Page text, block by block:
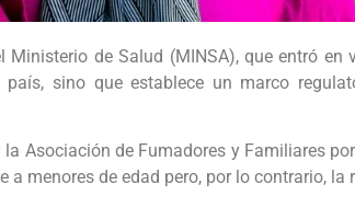
de Salud (MINSA), que entró
sino que establece un marco
Asociación de Fumadores y Familiares
menores de edad pero, por lo contrario, la